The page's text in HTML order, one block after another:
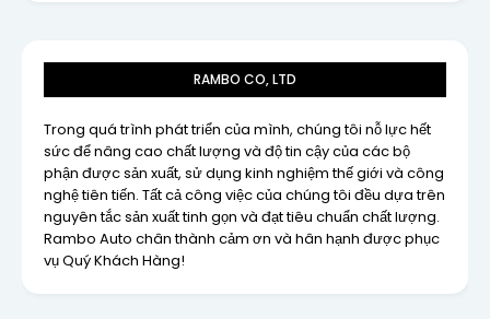
RAMBO CO, LTD
Trong quá trình phát triển của mình, chúng tôi nỗ lực hết
sức để nâng cao chất lượng và độ tin cậy của các bộ
phận được sản xuất, sử dụng kinh nghiệm thế giới và công
nghệ tiên tiến. Tất cả công việc của chúng tôi đều dựa trên
nguyên tắc sản xuất tinh gọn và đạt tiêu chuẩn chất lượng.
Rambo Auto chân thành cảm ơn và hân hạnh được phục
vụ Quý Khách Hàng!